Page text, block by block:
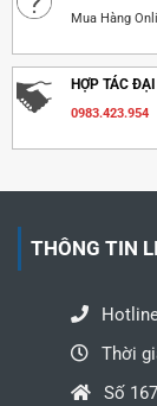
Mua Hàng
HỢP TÁC ĐẠI
0983.423.954
THÔNG TIN
Thời
Số